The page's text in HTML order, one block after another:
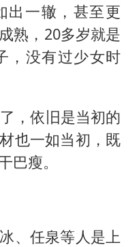
出一辙，甚至更
熟，20多岁就是
，没有过少女时
，依旧是当初的
也一如当初，既
巴瘦。
、任泉等人是上